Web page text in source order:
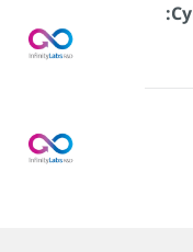
מסלול קריירה Cyber Research Expert: